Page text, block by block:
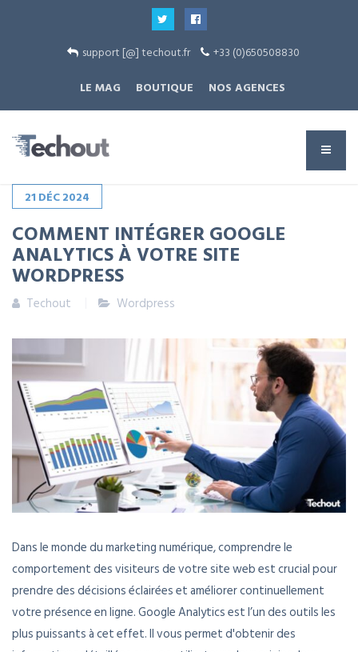
support [@] techout.fr
+33 (0)650508830
LE MAG
BOUTIQUE NOS AGENCES
21 DÉC2024
COMMENT INTÉGRER GOOGLE
ANALYTICS À VOTRE SITE
WORDPRESS
Techout Wordpress
Dans le monde du marketing numérique, comprendre le
comportement des visiteurs de votre site web est crucial pour
prendre des décisions éclairées et améliorer continuellement
votre présence en ligne. Google Analytics est l’un des outils les
plus puissants à cet effet. Il vous permet d'obtenir des